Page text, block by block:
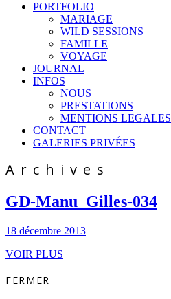
PORTFOLIO
MARIAGE
WILD SESSIONS
FAMILLE
VOYAGE
JOURNAL
INFOS
NOUS
PRESTATIONS
MENTIONS LEGALES
CONTACT
GALERIES PRIVÉES
Archives
GD-Manu_Gilles-034
18 décembre 2013
VOIR PLUS
FERMER